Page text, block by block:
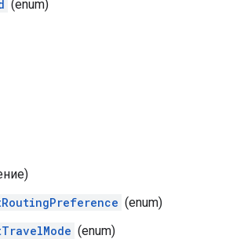
​​(enum)
(enum)
(enum)